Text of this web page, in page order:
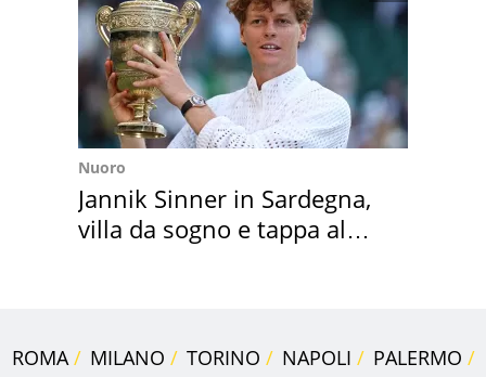
Nuoro
Jannik Sinner in Sardegna,
villa da sogno e tappa al
ROMA MILANO TORINO NAPOLI
PALERMO